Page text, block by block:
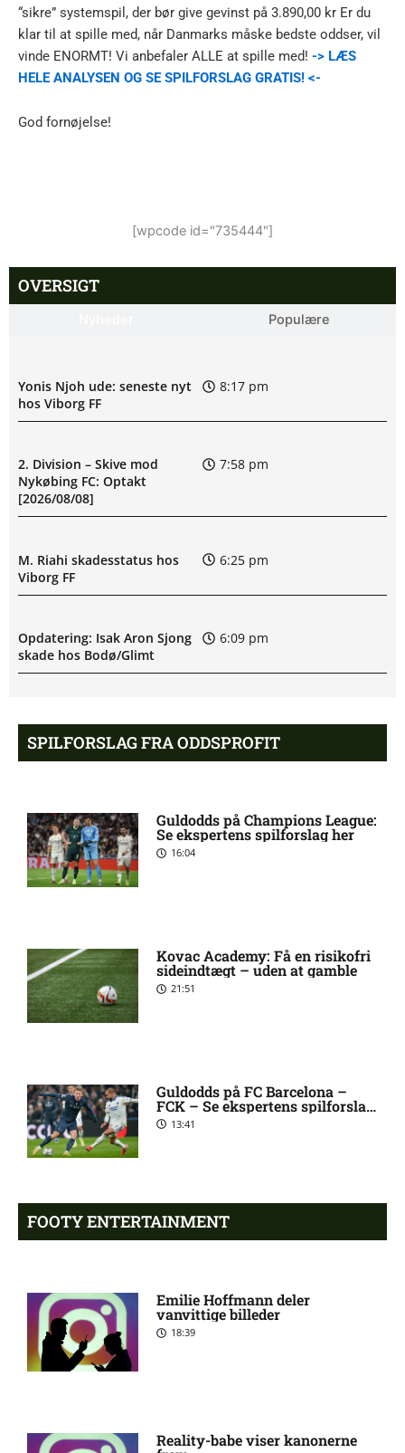
“sikre” systemspil, der bør give gevinst på 3.890,00 kr Er du
klar til at spille med, når Danmarks måske bedste oddser, vil
vinde ENORMT! Vi anbefaler ALLE at spille med! -> LÆS
HELE ANALYSEN OG SE SPILFORSLAG GRATIS! <-
God fornøjelse!
[wpcode id="735444"]
OVERSIGT
Populære
Yonis Njoh ude: seneste nyt
hos Viborg FF
8:17 pm
2. Division – Skive mod
Nykøbing FC: Optakt
[2026/08/08]
7:58 pm
M. Riahi skadesstatus hos
Viborg FF
6:25 pm
Opdatering: Isak Aron Sjong
skade hos Bodø/Glimt
6:09 pm
Bodo/Glimt: Optakt,
forventede opstillinger,
2. Division – VSK Århus mod
Fremad Amager: Optakt,
skader og karantæner
12:26 pm
1. Division – Hobro IK mod
AB: Optakt, skader og
karantæner [2026/08/08]
9:11 am
forventede opstillinger,
skader og karantæner
[2026/08/08]
Tottenham-anfører
Roma enig med Atlético om
verdensmester
Como
SPILFORSLAG FRA ODDSPROFIT
Guldodds på Champions League:
Se ekspertens spilforslag her
16:04
Kovac Academy: Få en risikofri
sideindtægt – uden at gamble
21:51
Guldodds på FC Barcelona –
FCK – Se ekspertens spilforslag
her13:41
FOOTY ENTERTAINMENT
Emilie Hoffmann deler
vanvittige billeder
18:39
Reality-babe viser kanonerne